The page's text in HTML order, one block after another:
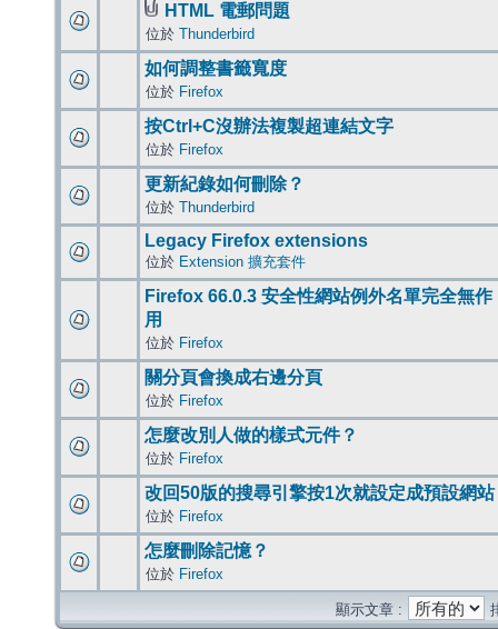
HTML 電郵問題
位於 Thunderbird
如何調整書籤寬度
位於 Firefox
按Ctrl+C沒辦法複製超連結文字
位於 Firefox
更新紀錄如何刪除？
位於 Thunderbird
Legacy Firefox extensions
位於 Extension 擴充套件
Firefox 66.0.3 安全性網站例外名單完全無作
用
位於 Firefox
關分頁會換成右邊分頁
位於 Firefox
怎麼改別人做的樣式元件？
位於 Firefox
改回50版的搜尋引擎按1次就設定成預設網站
位於 Firefox
怎麼刪除記憶？
位於 Firefox
顯示文章 :